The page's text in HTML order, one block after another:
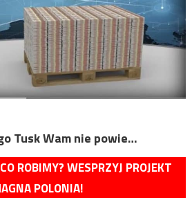
Tusk Wam nie powie…
ROBIMY? WESPRZYJ PROJEKT
POLONIA!